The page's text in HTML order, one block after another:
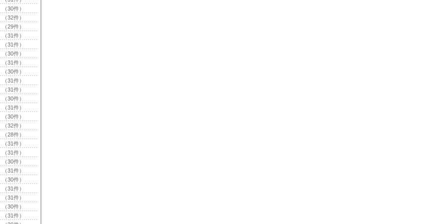
（30件）
（32件）
（29件）
（31件）
（31件）
（30件）
（31件）
（30件）
（31件）
（31件）
（30件）
（31件）
（30件）
（32件）
（28件）
（31件）
（31件）
（30件）
（31件）
（30件）
（31件）
（31件）
（30件）
（31件）